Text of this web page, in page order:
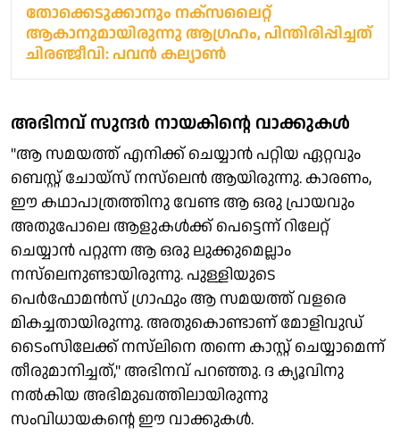
തോക്കെടുക്കാനും നക്സലൈറ്റ്
ആകാനുമായിരുന്നു ആഗ്രഹം, പിന്തിരിപ്പിച്ചത്
ചിരഞ്ജീവി: പവൻ കല്യാൺ
അഭിനവ് സുന്ദർ നായകിന്റെ വാക്കുകൾ
"ആ സമയത്ത് എനിക്ക് ചെയ്യാൻ പറ്റിയ ഏറ്റവും
ബെസ്റ്റ് ചോയ്സ് നസ്‌ലെൻ ആയിരുന്നു. കാരണം,
ഈ കഥാപാത്രത്തിനു വേണ്ട ആ ഒരു പ്രായവും
അതുപോലെ ആളുകൾക്ക് പെട്ടെന്ന് റിലേറ്റ്
ചെയ്യാൻ പറ്റുന്ന ആ ഒരു ലുക്കുമെല്ലാം
നസ്‌ലെനുണ്ടായിരുന്നു. പുള്ളിയുടെ
പെർഫോമൻസ് ഗ്രാഫും ആ സമയത്ത് വളരെ
മികച്ചതായിരുന്നു. അതുകൊണ്ടാണ് മോളിവുഡ്
ടൈംസിലേക്ക് നസ്‌ലിനെ തന്നെ കാസ്റ്റ് ചെയ്യാമെന്ന്
തീരുമാനിച്ചത്,'' അഭിനവ് പറഞ്ഞു. ദ ക്യൂവിനു
നൽകിയ അഭിമുഖത്തിലായിരുന്നു
സംവിധായകന്റെ ഈ വാക്കുകൾ.